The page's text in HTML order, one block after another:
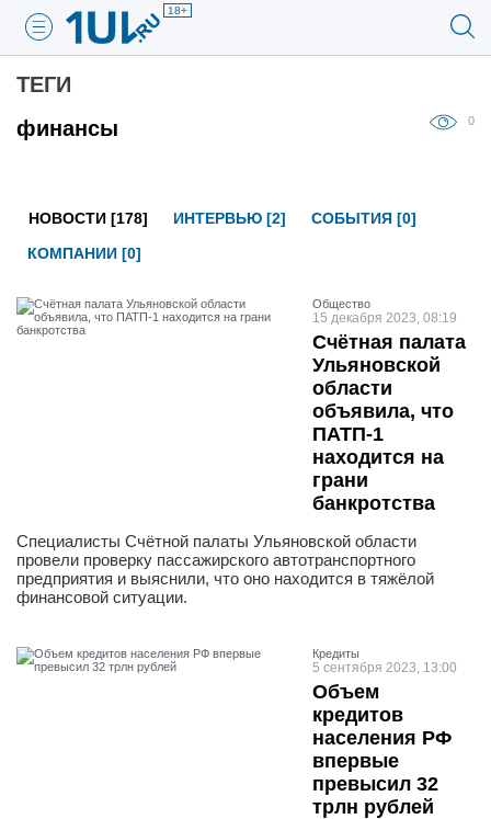
18+
ТЕГИ
финансы
0
НОВОСТИ [178] ИНТЕРВЬЮ [2]
СОБЫТИЯ [0]
КОМПАНИИ [0]
Общество
15 декабря 2023, 08:19
Счётная палата
Ульяновской
области
объявила, что
ПАТП-1
находится на
грани
банкротства
Специалисты Счётной палаты Ульяновской области
провели проверку пассажирского автотранспортного
предприятия и выяснили, что оно находится в тяжёлой
финансовой ситуации.
Кредиты
5 сентября 2023, 13:00
Объем
кредитов
населения РФ
впервые
превысил 32
трлн рублей